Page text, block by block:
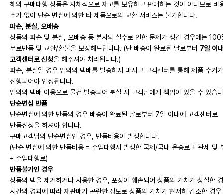
해외 구매대행 상품은 자체적으로 재고를 보유하고 판매하는 것이 아니므로 비
추가 없이 단순 변심에 의한 타 제품으로의 교환 서비스는 불가합니다.
파손, 분실, 오배송
상품의 파손 및 분실, 오배송 등 본사의 실수로 인한 문제가 생긴 경우에는
무료반품 및 교환/환불을 보장해드립니다. (단 배송이 완료된 날로부터 7일 이
고객센터로 신청을 해주셔야 처리됩니다.)
파손, 분실일 경우 임의의 택배를 발송하지 마시고 고객센터를 통해 제품 수거가
진행되어야 인정됩니다.
임의의 택배 이용으로 물건 발송되어 분실 시 고객님에게 책임이 있을 수 있습
단순변심 반품
단순변심에 의한 반품의 경우 배송이 완료된 날로부터 7일 이내에 고객센터로
반품신청을 하셔야 합니다.
구매고객님의 단순변심인 경우, 반품비용이 발생합니다.
(단순 변심에 의한 반품비용 = 수입대행시 발생한 국제/국내 운송료 + 관세 및
+ 수입대행료)
반품불가인 경우
상품의 택을 제거하거나 사용한 경우, 포장이 훼손되어 상품의 가치가 상실한
시간의 경과에 따라 재판매가 곤란한 정도로 상품의 가치가 현저히 감소한 경우